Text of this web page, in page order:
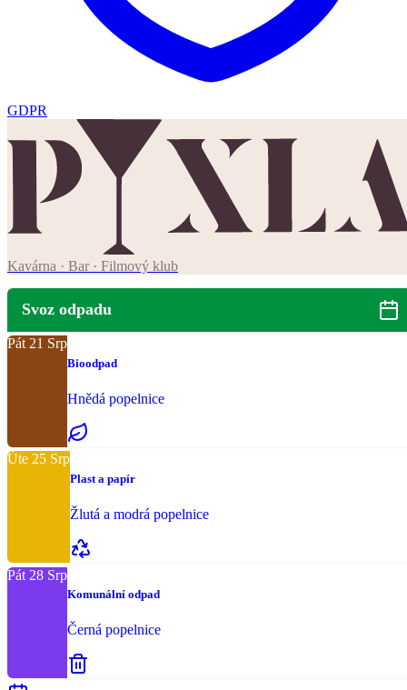
GDPR
Kavárna · Bar · Filmový klub
Svoz odpadu
Pát 21 Srp
Bioodpad
Hnědá popelnice
Úte 25 Srp
Plast a papír
Žlutá a modrá popelnice
Pát 28 Srp
Komunální odpad
Černá popelnice